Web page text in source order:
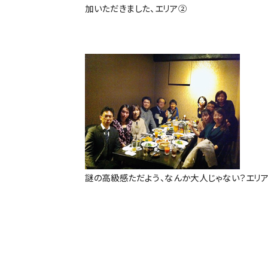
加いただきました、エリア②
謎の高級感ただよう、なんか大人じゃない？エリ